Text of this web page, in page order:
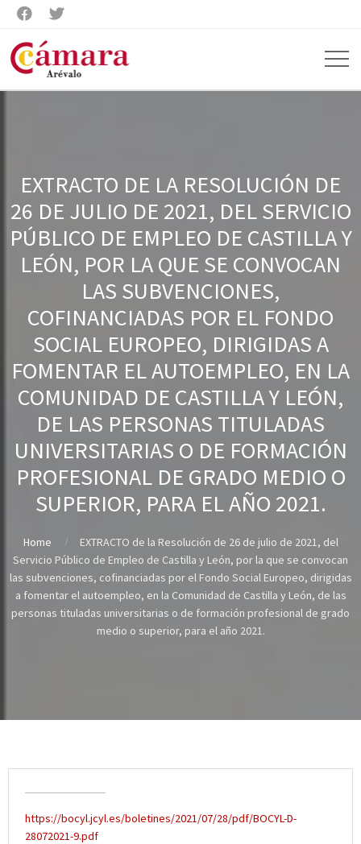
 
EXTRACTO DE LA RESOLUCIÓN DE
26 DE JULIO DE 2021, DEL SERVICIO
PÚBLICO DE EMPLEO DE CASTILLA Y
LEÓN, POR LA QUE SE CONVOCAN
LAS SUBVENCIONES,
COFINANCIADAS POR EL FONDO
SOCIAL EUROPEO, DIRIGIDAS A
FOMENTAR EL AUTOEMPLEO, EN LA
COMUNIDAD DE CASTILLA Y LEÓN,
DE LAS PERSONAS TITULADAS
UNIVERSITARIAS O DE FORMACIÓN
PROFESIONAL DE GRADO MEDIO O
SUPERIOR, PARA EL AÑO 2021.
Home
EXTRACTO de la Resolución de 26 de julio de 2021, del
Servicio Público de Empleo de Castilla y León, por la que se convocan
las subvenciones, cofinanciadas por el Fondo Social Europeo, dirigidas
a fomentar el autoempleo, en la Comunidad de Castilla y León, de las
personas tituladas universitarias o de formación profesional de grado
medio o superior, para el año 2021.
https://bocyl.jcyl.es/boletines/2021/07/28/pdf/BOCYL-D-
28072021-9.pdf